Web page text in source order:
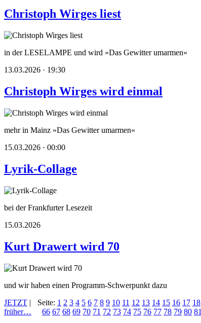
Christoph Wirges liest
in der LESELAMPE und wird »Das Gewitter umarmen«
13.03.2026 · 19:30
Christoph Wirges wird einmal
mehr in Mainz »Das Gewitter umarmen«
15.03.2026 · 00:00
Lyrik-Collage
bei der Frankfurter Lesezeit
15.03.2026
Kurt Drawert wird 70
und wir haben einen Programm-Schwerpunkt dazu
JETZT |
früher…
Seite: 1 2 3 4 5 6 7 8 9 10 11 12 13 14 15 16 17 18
66 67 68 69 70 71 72 73 74 75 76 77 78 79 80 81